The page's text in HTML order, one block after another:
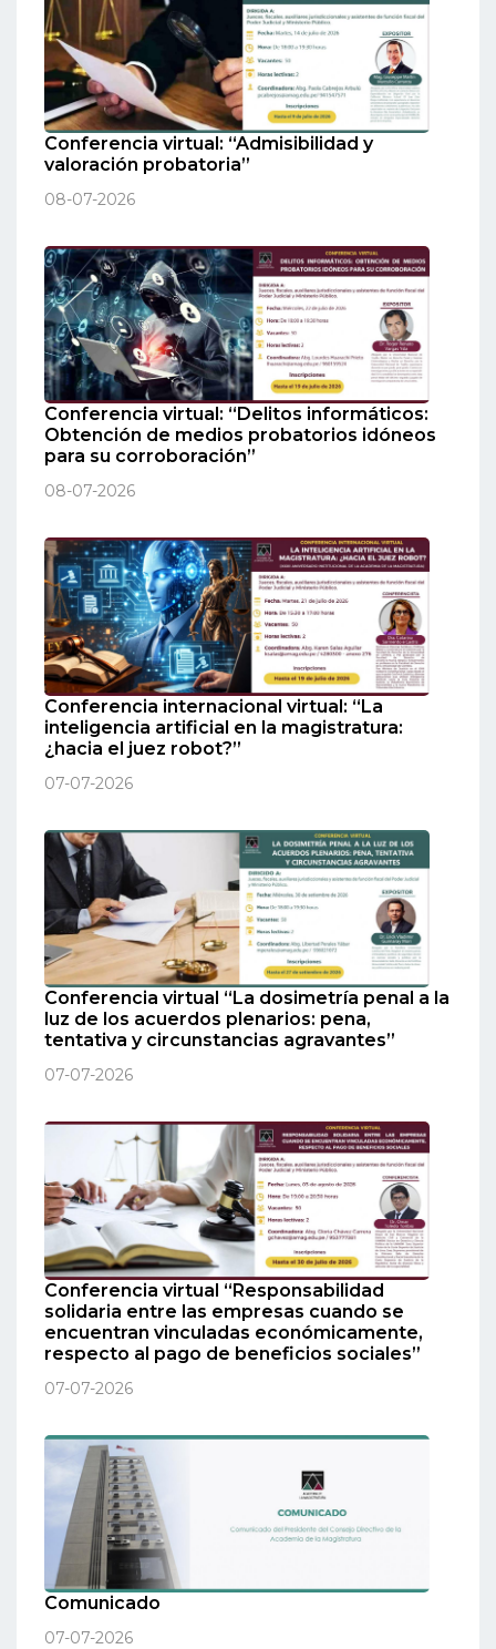
Conferencia virtual: “Admisibilidad y
valoración probatoria”
08-07-2026
Conferencia virtual: “Delitos informáticos:
Obtención de medios probatorios idóneos
para su corroboración”
08-07-2026
Conferencia internacional virtual: “La
inteligencia artificial en la magistratura:
¿hacia el juez robot?”
07-07-2026
Conferencia virtual “La dosimetría penal a la
luz de los acuerdos plenarios: pena,
tentativa y circunstancias agravantes”
07-07-2026
Conferencia virtual “Responsabilidad
solidaria entre las empresas cuando se
encuentran vinculadas económicamente,
respecto al pago de beneficios sociales”
07-07-2026
Comunicado
07-07-2026